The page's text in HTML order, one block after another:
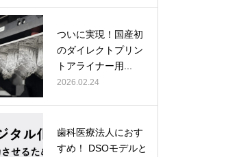
ついに実現！国産初
のダイレクトプリン
トアライナー用...
2026.02.24
歯科医療法人におす
すめ！ DSOモデルと